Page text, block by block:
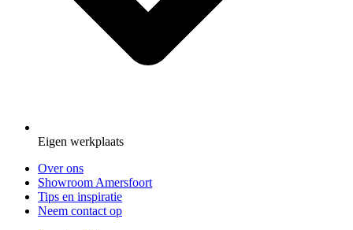
Eigen werkplaats
Over ons
Showroom Amersfoort
Tips en inspiratie
Neem contact op